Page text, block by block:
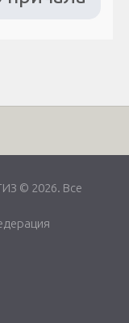
© 2026. Все